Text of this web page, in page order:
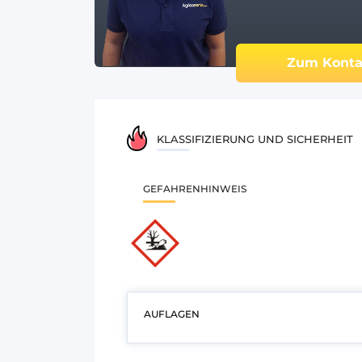
Zum
KLASSIFIZIERUNG UND SICHERHEIT
GEFAHRENHINWEIS
AUFLAGEN